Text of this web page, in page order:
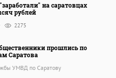
на саратовцах
рублей
2275
прошлись по
Саратова
УМВД по Саратову